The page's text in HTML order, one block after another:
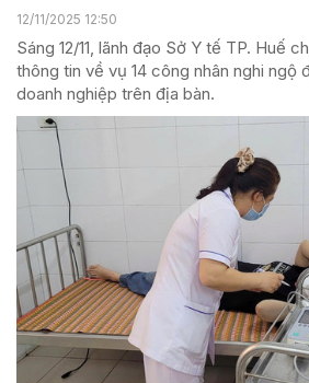
12/11/2025 12:50
Sáng 12/11, lãnh đạo Sở Y tế TP. Huế
thông tin về vụ 14 công nhân nghi ngộ
doanh nghiệp trên địa bàn.